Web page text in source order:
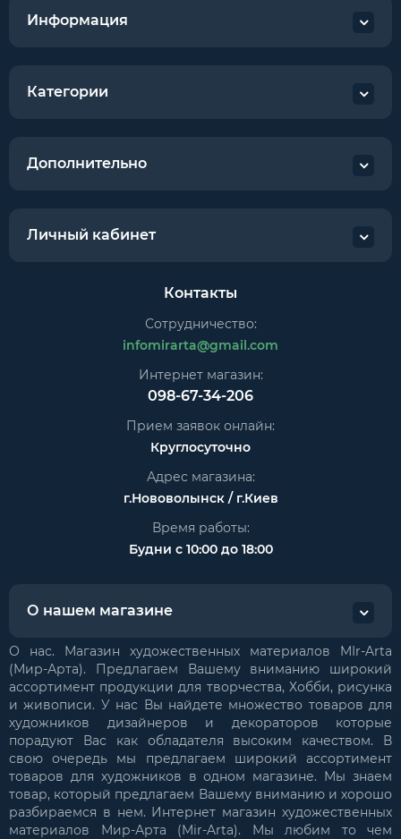
Информация
Категории
Дополнительно
Личный кабинет
Контакты
Сотрудничество:
infomirarta@gmail.com
Интернет магазин:
098-67-34-206
Прием заявок онлайн:
Круглосуточно
Адрес магазина:
г.Нововолынск / г.Киев
Время работы:
Будни с 10:00 до 18:00
О нашем магазине
О нас. Магазин художественных материалов MIr-Arta
(Мир-Арта). Предлагаем Вашему вниманию широкий
ассортимент продукции для творчества, Хобби, рисунка
и живописи. У нас Вы найдете множество товаров для
художников дизайнеров и декораторов которые
порадуют Вас как обладателя высоким качеством. В
свою очередь мы предлагаем широкий ассортимент
товаров для художников в одном магазине. Мы знаем
товар, который предлагаем Вашему вниманию и хорошо
разбираемся в нем. Интернет магазин художественных
материалов Мир-Арта (Mir-Arta). Мы любим то чем